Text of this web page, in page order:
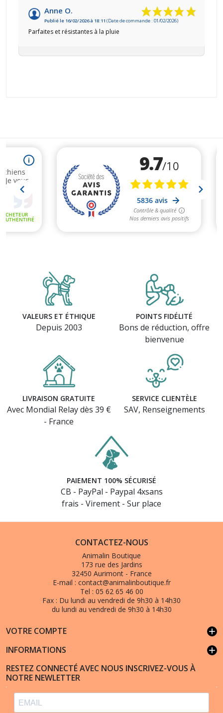
Anne O.
Publié le 16/02/2026 à 18:11 (Date de commande : 01/02/2026)
Parfaites et résistantes à la pluie
VALEURS ET ÉTHIQUE
Depuis 2003
POINTS FIDÉLITÉ
Bons de réduction, offre
bienvenue
LIVRAISON GRATUITE
Avec Mondial Relay dès 39 €
- France
SERVICE CLIENTÈLE
SAV, Renseignements
PAIEMENT 100% SÉCURISÉ
CB - PayPal - Paypal 4xsans
frais - Virement - Sur place
CONTACTEZ-NOUS
Animalin Boutique
173 rue des Jardins
32450 Aurimont - France
E-mail : contact@animalinboutique.fr
Tel : 05 62 65 46 00
Fax : Du lundi au vendredi de 9h30 à 14h30
du lundi au vendredi de 9h30 à 14h30
VOTRE COMPTE add
INFORMATIONS add
RESTEZ CONNECTÉ AVEC NOUS INSCRIVEZ-VOUS À
NOTRE NEWLETTER